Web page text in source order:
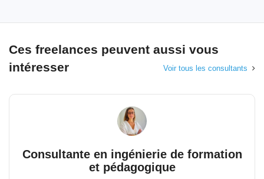
Ces freelances peuvent aussi vous
intéresser
Voir tous les consultants
Consultante en ingénierie de formation
et pédagogique